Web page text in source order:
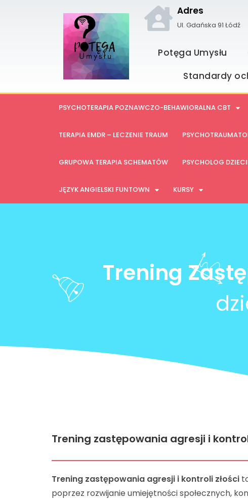
Adres
Ul. Gdańska 91 Łódź
Potęga Umysłu
Standardy
PSYCHOTERAPIA POZNAWCZO-BEHAWIORALNA CBT
TERAPIA EMDR – LECZENIE TRAUM
GRUPOWA TERAPIA SCHEMATÓW PSYCHOLOG
JĘZYK ANGIELSKI FUNTOWN KURSY
Trening
Trening zastępowania agresji i
Trening zastępowania agresji i kontroli złości
poprzez rozwijanie umiejętności społecznych,